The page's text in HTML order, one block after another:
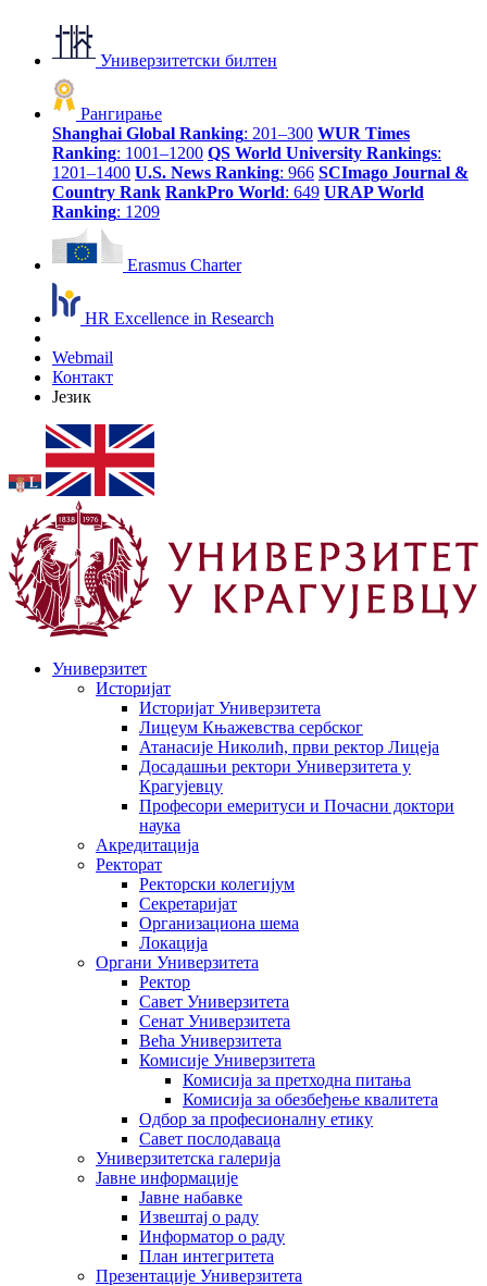
Универзитетски билтен
Рангирање
Shanghai Global Ranking: 201–300 WUR Times
Ranking: 1001–1200 QS World University Rankings:
1201–1400 U.S. News Ranking: 966 SCImago Journal &
Country Rank RankPro World: 649 URAP World
Ranking: 1209
Erasmus Charter
HR Excellence in Research
Webmail
Контакт
Језик
Универзитет
Историјат
Историјат Универзитета
Лицеум Књажевства сербског
Атанасије Николић, први ректор Лицеја
Досадашњи ректори Универзитета у
Крагујевцу
Професори емеритуси и Почасни доктори
наука
Акредитација
Ректорат
Ректорски колегијум
Секретаријат
Организациона шема
Локација
Органи Универзитета
Ректор
Савет Универзитета
Сенат Универзитета
Већа Универзитета
Комисије Универзитета
Комисија за претходна питања
Комисија за обезбеђење квалитета
Одбор за професионалну етику
Савет послодаваца
Универзитетска галерија
Јавне информације
Јавне набавке
Извештај о раду
Информатор о раду
План интегритета
Презентације Универзитета